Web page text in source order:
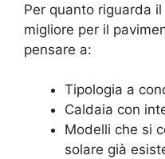
Per quanto riguarda
migliore per il
pensare a:
Tipologia a
Caldaia con
Modelli che si
solare già